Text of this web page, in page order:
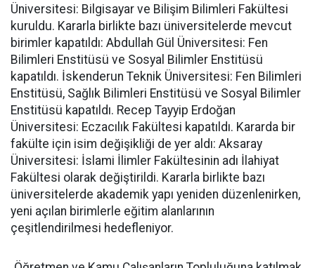
Üniversitesi: Bilgisayar ve Bilişim Bilimleri Fakültesi
kuruldu. Kararla birlikte bazı üniversitelerde mevcut
birimler kapatıldı: Abdullah Gül Üniversitesi: Fen
Bilimleri Enstitüsü ve Sosyal Bilimler Enstitüsü
kapatıldı. İskenderun Teknik Üniversitesi: Fen Bilimleri
Enstitüsü, Sağlık Bilimleri Enstitüsü ve Sosyal Bilimler
Enstitüsü kapatıldı. Recep Tayyip Erdoğan
Üniversitesi: Eczacılık Fakültesi kapatıldı. Kararda bir
fakülte için isim değişikliği de yer aldı: Aksaray
Üniversitesi: İslami İlimler Fakültesinin adı İlahiyat
Fakültesi olarak değiştirildi. Kararla birlikte bazı
üniversitelerde akademik yapı yeniden düzenlenirken,
yeni açılan birimlerle eğitim alanlarının
çeşitlendirilmesi hedefleniyor.